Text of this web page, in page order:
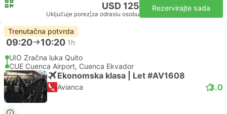
USD 125
Uključuje porez za odraslu osobu
Rezervirajte sada
Trenutačna potvrda
09:20 10:20 1h
UIO Zračna luka Quito
CUE Cuenca Airport, Cuenca Ekvador
Ekonomska klasa | Let #AV1608
Avianca 3.0